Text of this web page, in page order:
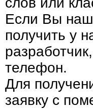
Если Вы
получить у
телефон.
Для
заявку с